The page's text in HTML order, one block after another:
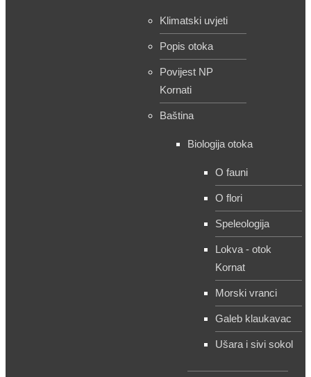
Klimatski uvjeti
Popis otoka
Povijest NP
Kornati
Baština
Biologija otoka
O fauni
O flori
Speleologija
Lokva - otok
Kornat
Morski vranci
Galeb klaukavac
Ušara i sivi sokol